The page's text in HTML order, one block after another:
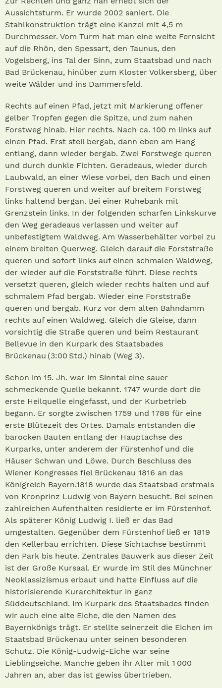
Aussichtsturm. Er wurde 2002 saniert. Die
Stahlkonstruktion trägt eine Kanzel mit 4, 5 m
Durchmesser. Vom Turm hat man eine weite Fernsicht
auf die Rhön, den Spessart, den Taunus, den
Vogelsberg, ins Tal der Sinn, zum Staatsbad und nach
Bad Brückenau, hinüber zum Kloster Volkersberg, über
weite Wälder und ins Dammersfeld.
Rechts auf einen Pfad, jetzt mit Markierung offener
gelber Tropfen gegen die Spitze, und zum nahen
Forstweg hinab. Hier rechts. Nach ca. 100 m links auf
einen Pfad. Erst steil bergab, dann eben am Hang
entlang, dann wieder bergab. Zwei Forstwege queren
und durch dunkle Fichten. Geradeaus, wieder durch
Laubwald, an einer Wiese vorbei, den Bach und einen
Forstweg queren und weiter auf breitem Forstweg
links haltend bergan. Bei einer Ruhebank mit
Grenzstein links. In der folgenden scharfen Linkskurve
den Weg geradeaus verlassen und weiter auf
unbefestigtem Waldweg. Am Wasserbehälter vorbei zu
einem breiten Querweg. Gleich darauf die Forststraße
queren und sofort links auf einen schmalen Waldweg,
der wieder auf die Forststraße führt. Diese rechts
versetzt queren, gleich wieder rechts halten und auf
schmalem Pfad bergab. Wieder eine Forststraße
queren und bergab. Kurz vor dem alten Bahndamm
rechts auf einen Waldweg. Gleich die Gleise, dann
vorsichtig die Straße queren und beim Restaurant
Bellevue in den Kurpark des Staatsbades
Brückenau (3:00 Std.) hinab (Weg 3).
Schon im 15. Jh. war im Sinntal eine sauer
schmeckende Quelle bekannt. 1747 wurde dort die
erste Heilquelle eingefasst, und der Kurbetrieb
begann. Er sorgte zwischen 1759 und 1788 für eine
erste Blütezeit des Ortes. Damals entstanden die
barocken Bauten entlang der Hauptachse des
Kurparks, unter anderem der Fürstenhof und die
Häuser Schwan und Löwe. Durch Beschluss des
Wiener Kongresses fiel Brückenau 1816 an das
Königreich Bayern.1818 wurde das Staatsbad erstmals
von Kronprinz Ludwig von Bayern besucht. Bei seinen
zahlreichen Aufenthalten residierte er im Fürstenhof.
Als späterer König Ludwig I. ließ er das Bad
umgestalten. Gegenüber dem Fürstenhof ließ er 1819
den Kellerbau errichten. Diese Sichtachse bestimmt
den Park bis heute. Zentrales Bauwerk aus dieser Zeit
ist der Große Kursaal. Er wurde im Stil des Münchner
Neoklassizismus erbaut und hatte Einfluss auf die
historisierende Kurarchitektur in ganz
Süddeutschland. Im Kurpark des Staatsbades finden
wir auch eine alte Eiche, die den Namen des
Bayernkönigs trägt. Er stellte seinerzeit die Eichen im
Staatsbad Brückenau unter seinen besonderen
Schutz. Die König-Ludwig-Eiche war seine
Lieblingseiche. Manche geben ihr Alter mit 1 000
Jahren an, aber das ist gewiss übertrieben.